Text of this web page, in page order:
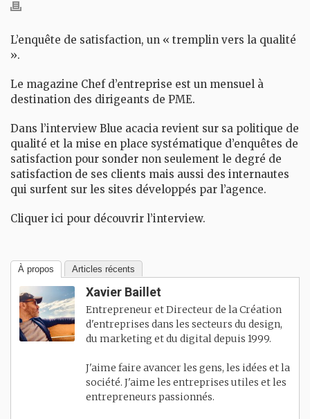
L’enquête de satisfaction, un « tremplin vers la qualité
».
Le magazine Chef d’entreprise est un mensuel à
destination des dirigeants de PME.
Dans l’interview Blue acacia revient sur sa politique de
qualité et la mise en place systématique d’enquêtes de
satisfaction pour sonder non seulement le degré de
satisfaction de ses clients mais aussi des internautes
qui surfent sur les sites développés par l’agence.
Cliquer ici pour découvrir l’interview.
À propos Articles récents
Xavier Baillet
Entrepreneur et Directeur de la Création
d'entreprises dans les secteurs du design,
du marketing et du digital depuis 1999.
J'aime faire avancer les gens, les idées et la
société. J'aime les entreprises utiles et les
entrepreneurs passionnés.